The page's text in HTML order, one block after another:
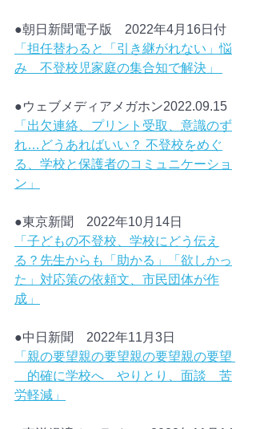
●朝日新聞電子版　2022年4月16日付
「担任替わると「引き継がれない」悩
み　不登校児家庭の集合知で解決」
●ウェブメディアメガホン2022.09.15
「出欠連絡、プリント受取、意識のず
れ…どうあればいい？ 不登校をめぐ
る、学校と保護者のコミュニケーショ
ン」
●東京新聞　2022年10月14日
「子どもの不登校、学校にどう伝え
る？先生からも「助かる」「欲しかっ
た」対応策の依頼文、市民団体が作
成」
●中日新聞　2022年11月3日
「親の要望親の要望親の要望親の要望
的確に学校へ　やりとり、面談　苦
労軽減」